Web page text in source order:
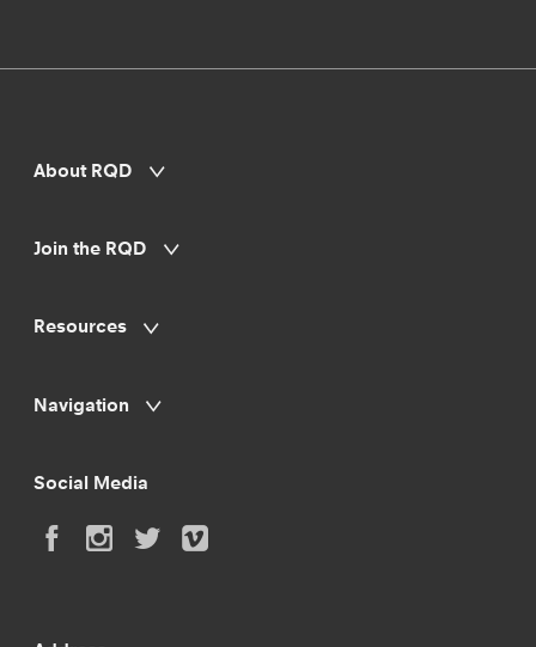
About RQD
Join the RQD
Resources
Navigation
Social Media